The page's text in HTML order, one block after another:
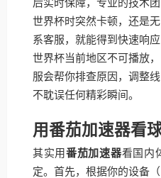
后实时保障，专业的技术
世界杯时突然卡顿，还是
系客服，就能得到快速响
世界杯当前地区不可播放
服会帮你排查原因，调整
不耽误任何精彩瞬间。
用番茄加速器看
其实用番茄加速器看国内
定。首先，根据你的设备